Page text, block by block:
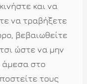
και να
να τραβήξετε
βεβαιωθείτε
ώστε να μην
άμεσα στο
τους